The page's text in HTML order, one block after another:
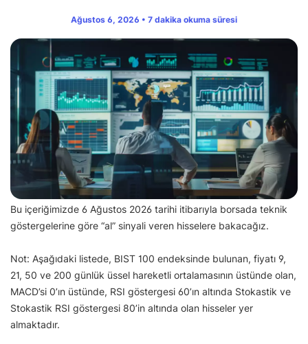
Ağustos 6, 2026 • 7 dakika okuma süresi
Bu içeriğimizde 6 Ağustos 2026 tarihi itibarıyla borsada teknik
göstergelerine göre “al” sinyali veren hisselere bakacağız.
Not: Aşağıdaki listede, BIST 100 endeksinde bulunan, fiyatı 9,
21, 50 ve 200 günlük üssel hareketli ortalamasının üstünde olan,
MACD’si 0’ın üstünde, RSI göstergesi 60’ın altında Stokastik ve
Stokastik RSI göstergesi 80’in altında olan hisseler yer
almaktadır.